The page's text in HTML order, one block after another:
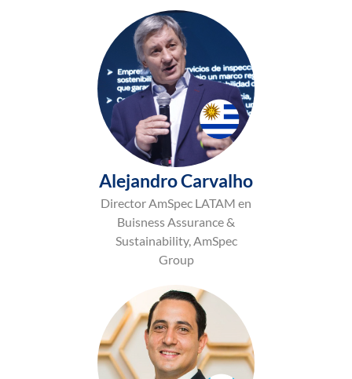
Alejandro Carvalho
Director AmSpec LATAM en
Buisness Assurance &
Sustainability, AmSpec
Group